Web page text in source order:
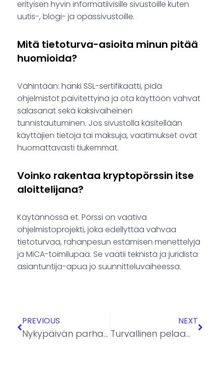
erityisen hyvin informatiivisille sivustoille kuten
uutis-, blogi- ja opassivustoille.
Mitä tietoturva-asioita minun pitää
huomioida?
Vähintään: hanki SSL-sertifikaatti, pidä
ohjelmistot päivitettyinä ja ota käyttöön vahvat
salasanat sekä kaksivaiheinen
tunnistautuminen. Jos sivustolla käsitellään
käyttäjien tietoja tai maksuja, vaatimukset ovat
huomattavasti tiukemmat.
Voinko rakentaa kryptopörssin itse
aloittelijana?
Käytännössä et. Pörssi on vaativa
ohjelmistoprojekti, joka edellyttää vahvaa
tietoturvaa, rahanpesun estämisen menettelyjä
ja MiCA-toimilupaa. Se vaatii teknistä ja juridista
asiantuntija-apua jo suunnitteluvaiheessa.
PREVIOUS
Nykypäivän parhaat tietokoneet ja vuonna 2027 saapuvat innovaatiot
NEXT
Turvallinen pelaaminen nettikasinolla – opas (2026)